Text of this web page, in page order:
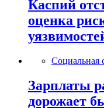
Каспий
оценка
Социальная
Зарплаты
дорожает